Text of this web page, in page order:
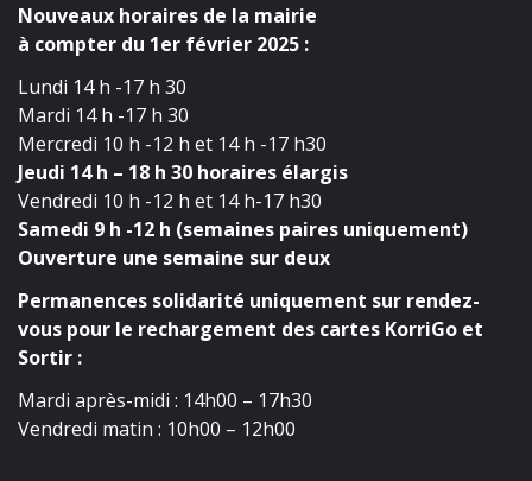
Nouveaux horaires de la mairie
à compter du 1er février 2025 :
Lundi 14 h -17 h 30
Mardi 14 h -17 h 30
Mercredi 10 h -12 h et 14 h -17 h30
Jeudi 14 h – 18 h 30 horaires élargis
Vendredi 10 h -12 h et 14 h-17 h30
Samedi 9 h -12 h (semaines paires uniquement)
Ouverture une semaine sur deux
Permanences solidarité uniquement sur rendez-
vous pour le rechargement des cartes KorriGo et
Sortir :
Mardi après-midi : 14h00 – 17h30
Vendredi matin : 10h00 – 12h00